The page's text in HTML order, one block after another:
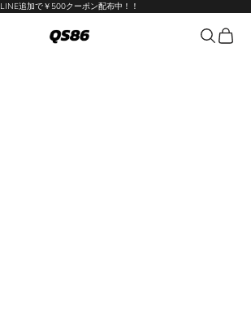
LINE追加で￥500クーポン配布中！！
QS86 検索を開
カー